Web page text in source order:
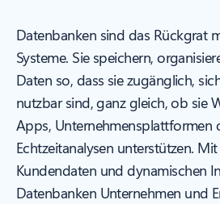
Datenbanken sind das Rückgrat
Systeme. Sie speichern,
Daten so, dass sie zugänglich,
nutzbar sind, ganz gleich, ob sie
Apps, Unternehmensplattformen
Echtzeitanalysen unterstützen.
Kundendaten und dynamischen
Datenbanken Unternehmen und